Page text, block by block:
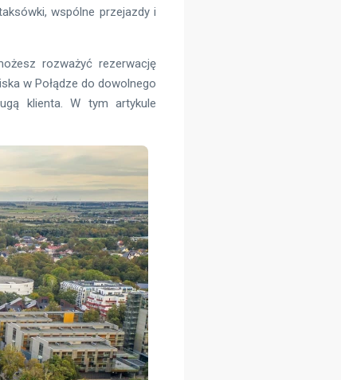
wspólne przejazdy i
rozważyć rezerwację
w Połądze do dowolnego
klienta. W tym artykule